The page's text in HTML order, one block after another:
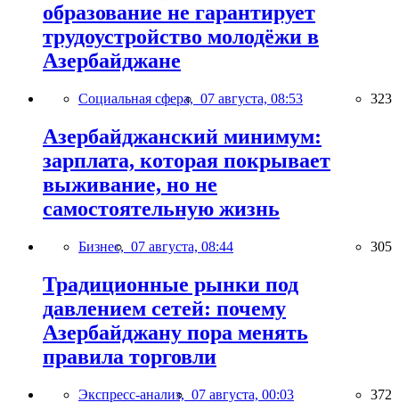
образование не гарантирует
трудоустройство молодёжи в
Азербайджане
Социальная сфера, 07 августа, 08:53 323
Азербайджанский минимум:
зарплата, которая покрывает
выживание, но не
самостоятельную жизнь
Бизнес, 07 августа, 08:44 305
Традиционные рынки под
давлением сетей: почему
Азербайджану пора менять
правила торговли
Экспресс-анализ, 07 августа, 00:03 372